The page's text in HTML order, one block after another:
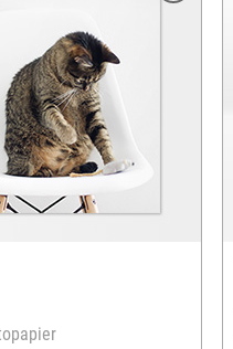
Fotopapier
inkl. Titelblatt